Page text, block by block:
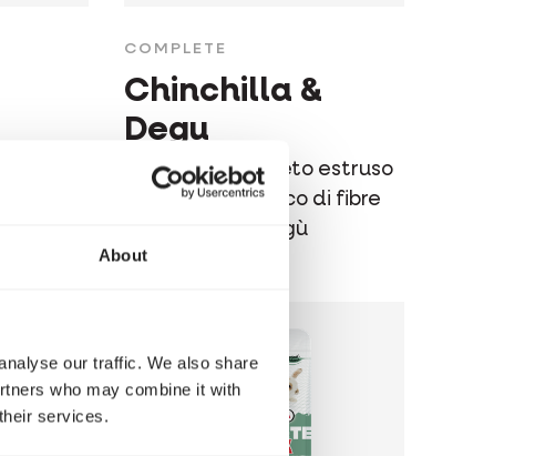
About
our traffic. We also share
who may combine it with
services.
COMPLETE
Chinchilla &
Degu
Alimento completo estruso
"tutto in uno" ricco di fibre
per cincillà e degù